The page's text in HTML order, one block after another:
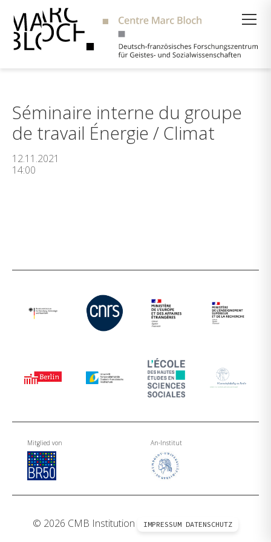
Séminaire interne du groupe
de travail Énergie / Climat
12.11.2021
14:00
Mitglied von An-Institut
© 2026 CMB Institution IMPRESSUM DATENSCHUTZ